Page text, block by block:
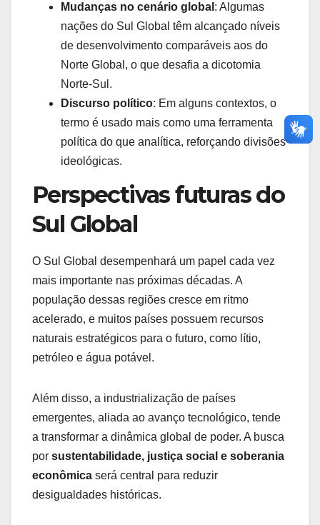
Mudanças no cenário global : Algumas
nações do Sul Global têm alcançado níveis
de desenvolvimento comparáveis aos do
Norte Global, o que desafia a dicotomia
Norte-Sul.
Discurso político: Em alguns contextos, o
termo é usado mais como uma ferramenta
política do que analítica, reforçando divisões
ideológicas.
Perspectivas futuras do
Sul Global
O Sul Global desempenhará um papel cada vez
mais importante nas próximas décadas. A
população dessas regiões cresce em ritmo
acelerado, e muitos países possuem recursos
naturais estratégicos para o futuro, como lítio,
petróleo e água potável.
Além disso, a industrialização de países
emergentes, aliada ao avanço tecnológico, tende
a transformar a dinâmica global de poder. A busca
por sustentabilidade, justiça social e soberania
econômica será central para reduzir
desigualdades históricas.